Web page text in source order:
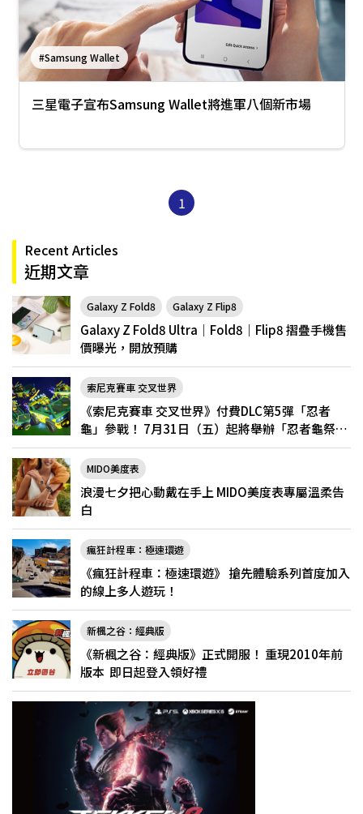
#Samsung Wallet
三星電子宣布Samsung Wallet將進軍八個新市場
1
Recent Articles
近期文章
Galaxy Z Fold8 Galaxy Z Flip8
Galaxy Z Fold8 Ultra｜Fold8｜Flip8 摺疊手機售
價曝光，開放預購
索尼克賽車 交叉世界
《索尼克賽車 交叉世界》付費DLC第5彈「忍者
龜」參戰！ 7月31日（五）起將舉辦「忍者龜祭
典」
MIDO美度表
浪漫七夕把心動戴在手上 MIDO美度表專屬溫柔告
白
瘋狂計程車：極速環遊
《瘋狂計程車：極速環遊》 搶先體驗系列首度加入
的線上多人遊玩！
新楓之谷：經典版
《新楓之谷：經典版》正式開服！ 重現2010年前
版本 即日起登入領好禮